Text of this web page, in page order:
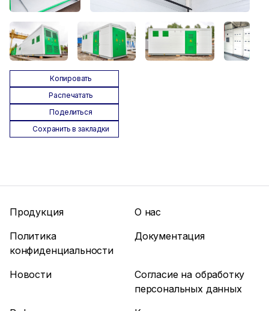
Копировать
Распечатать
Поделиться
Сохранить в закладки
Продукция
О нас
Политика
конфиденциальности
Документация
Новости
Согласие на обработку
персональных данных